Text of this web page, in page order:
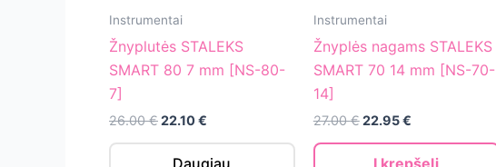
Žnyplutės
STALEKS
SMART
80
mm
Instrumentai
Žnyplutės STALEKS
SMART 80 7 mm [NS-80-
7]
26.00€Original
22.10€
Daugiau
Žnyplės
nagams
STALEKS
SMART
70
14
mm
Instrumentai
Žnyplės nagams STALEKS
SMART 70 14 mm [NS-70-
14]
27.00€Original
22.95€Current
Į krepšelį